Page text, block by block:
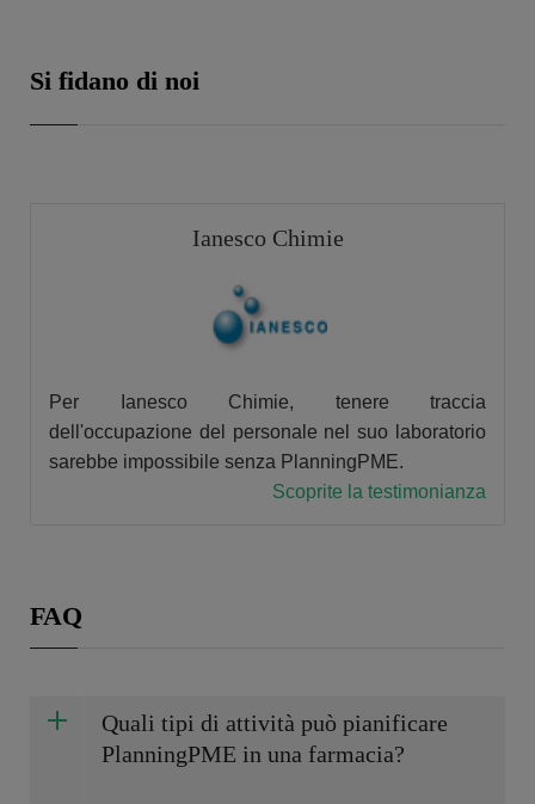
Si fidano di noi
Ianesco Chimie
Per Ianesco Chimie, tenere traccia
dell'occupazione del personale nel suo laboratorio
sarebbe impossibile senza PlanningPME.
Scoprite la testimonianza
FAQ
Quali tipi di attività può pianificare
PlanningPME in una farmacia?